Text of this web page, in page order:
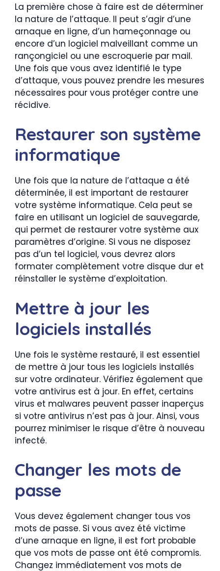
La première chose à faire est de déterminer
la nature de l’attaque. Il peut s’agir d’une
arnaque en ligne, d’un hameçonnage ou
encore d’un logiciel malveillant comme un
rançongiciel ou une escroquerie par mail.
Une fois que vous avez identifié le type
d’attaque, vous pouvez prendre les mesures
nécessaires pour vous protéger contre une
récidive.
Restaurer son système
informatique
Une fois que la nature de l’attaque a été
déterminée, il est important de restaurer
votre système informatique. Cela peut se
faire en utilisant un logiciel de sauvegarde,
qui permet de restaurer votre système aux
paramètres d’origine. Si vous ne disposez
pas d’un tel logiciel, vous devrez alors
formater complètement votre disque dur et
réinstaller le système d’exploitation.
Mettre à jour les
logiciels installés
Une fois le système restauré, il est essentiel
de mettre à jour tous les logiciels installés
sur votre ordinateur. Vérifiez également que
votre antivirus est à jour. En effet, certains
virus et malwares peuvent passer inaperçus
si votre antivirus n’est pas à jour. Ainsi, vous
pourrez minimiser le risque d’être à nouveau
infecté.
Changer les mots de
passe
Vous devez également changer tous vos
mots de passe. Si vous avez été victime
d’une arnaque en ligne, il est fort probable
que vos mots de passe ont été compromis.
Changez immédiatement vos mots de